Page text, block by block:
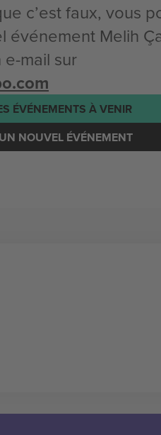
c’est faux, vous
événement Melih
mail sur
ÉVÉNEMENTS À VENIR
NOUVEL ÉVÉNEMENT